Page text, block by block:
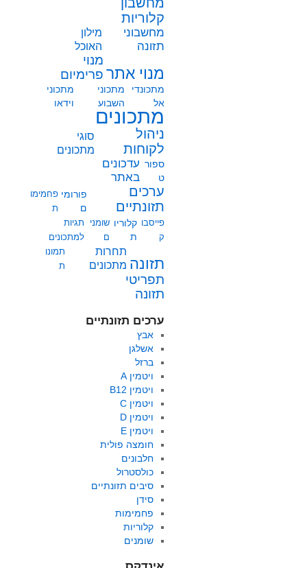
קלוריות
מחשבוני
תזונה
מילון
האוכל
מנוי אתר
מנוי
פרימיום
מתכונדי
אל
מתכוני
השבוע
מתכוני
וידאו
מתכונים
ניהול
לקוחות
סוגי
מתכונים
ספור
ט
עדכונים
באתר
ערכים
תזונתיים
פורומי
ם
פחמימו
ת
פייסבו
ק
קלוריו
ת
שומני
ם
תגיות
למתכונים
תזונה
תחרות
מתכונים
תמונו
ת
תפריטי
תזונה
ערכים תזונתיים
אבץ
אשלגן
ברזל
ויטמין A
ויטמין B12
ויטמין C
ויטמין D
ויטמין E
חומצה פולית
חלבונים
כולסטרול
סיבים תזונתיים
סידן
פחמימות
קלוריות
שומנים